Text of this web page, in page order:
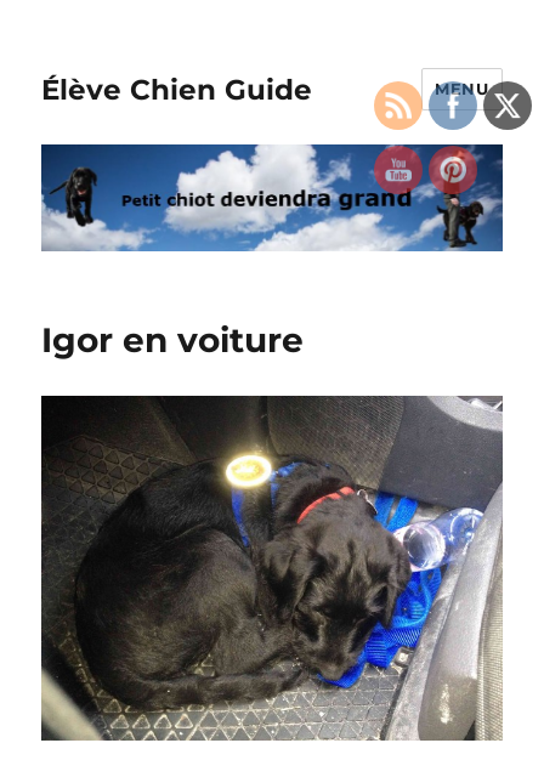
Élève Chien Guide MENU
Igor en voiture